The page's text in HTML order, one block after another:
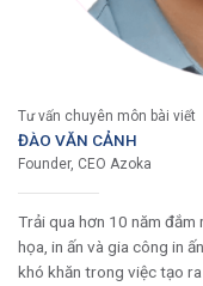
Tư vấn chuyên môn bài viết
ĐÀO VĂN CẢNH
Founder, CEO Azoka
Trải qua hơn 10 năm
họa, in ấn và gia công in
khó khăn trong việc tạo